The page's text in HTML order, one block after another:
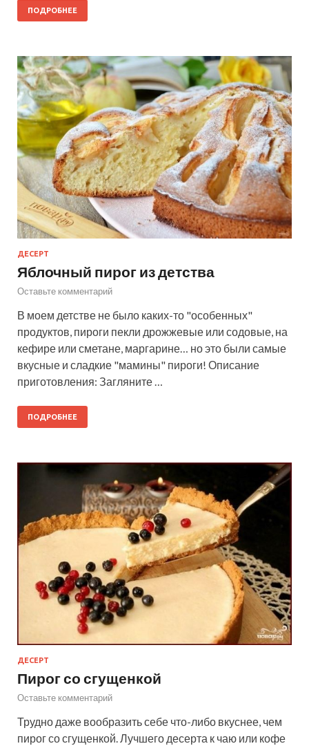
ПОДРОБНЕЕ
ДЕСЕРТ
Яблочный пирог из детства
Оставьте комментарий
В моем детстве не было каких-то "особенных"
продуктов, пироги пекли дрожжевые или содовые, на
кефире или сметане, маргарине… но это были самые
вкусные и сладкие "мамины" пироги! Описание
приготовления: Загляните …
ПОДРОБНЕЕ
ДЕСЕРТ
Пирог со сгущенкой
Оставьте комментарий
Трудно даже вообразить себе что-либо вкуснее, чем
пирог со сгущенкой. Лучшего десерта к чаю или кофе